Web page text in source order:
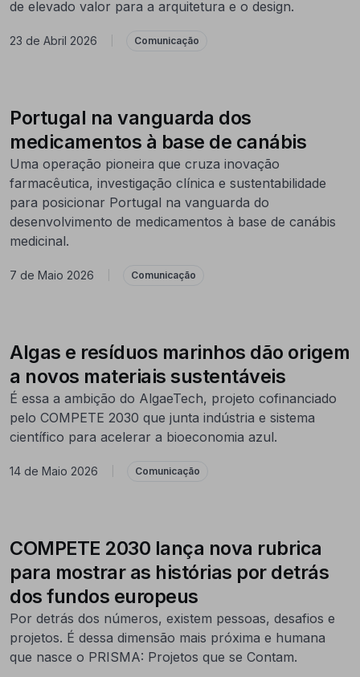
de elevado valor para a arquitetura e o design.
23 de Abril 2026 Comunicação
Portugal na vanguarda dos
medicamentos à base de canábis
Uma operação pioneira que cruza inovação
farmacêutica, investigação clínica e sustentabilidade
para posicionar Portugal na vanguarda do
desenvolvimento de medicamentos à base de canábis
medicinal.
7 de Maio 2026 Comunicação
Algas e resíduos marinhos dão origem
a novos materiais sustentáveis
É essa a ambição do AlgaeTech, projeto cofinanciado
pelo COMPETE 2030 que junta indústria e sistema
científico para acelerar a bioeconomia azul.
14 de Maio 2026 Comunicação
COMPETE 2030 lança nova rubrica
para mostrar as histórias por detrás
dos fundos europeus
Por detrás dos números, existem pessoas, desafios e
projetos. É dessa dimensão mais próxima e humana
que nasce o PRISMA: Projetos que se Contam.